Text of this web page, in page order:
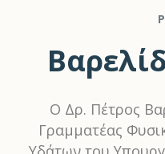
Ο Δρ. Πέτρος
Γραμματέας